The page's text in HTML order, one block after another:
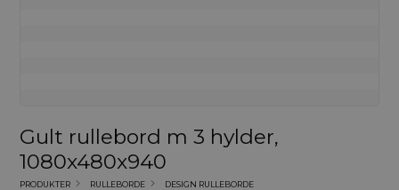
Gult rullebord m 3 hylder,
1080x480x940
PRODUKTER RULLEBORDE DESIGN RULLEBORDE